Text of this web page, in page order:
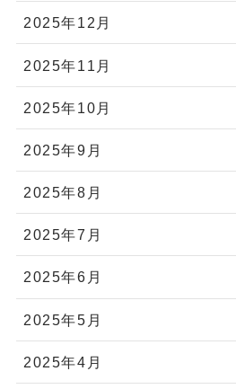
2025年12月
2025年11月
2025年10月
2025年9月
2025年8月
2025年7月
2025年6月
2025年5月
2025年4月